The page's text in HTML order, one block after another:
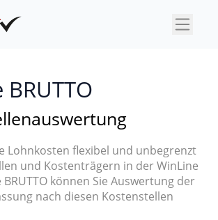
×
Lohnkosten flexibel und unbegrenzt
und Kostenträgern in der WinLine
können Sie Auswertung der
nach diesen Kostenstellen